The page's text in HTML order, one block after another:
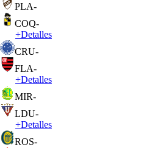
PLA-
COQ-
+Detalles
CRU-
FLA-
+Detalles
MIR-
LDU-
+Detalles
ROS-